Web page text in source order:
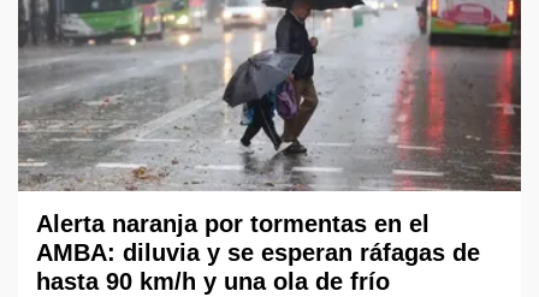
Alerta naranja por tormentas en el
AMBA: diluvia y se esperan ráfagas de
hasta 90 km/h y una ola de frío